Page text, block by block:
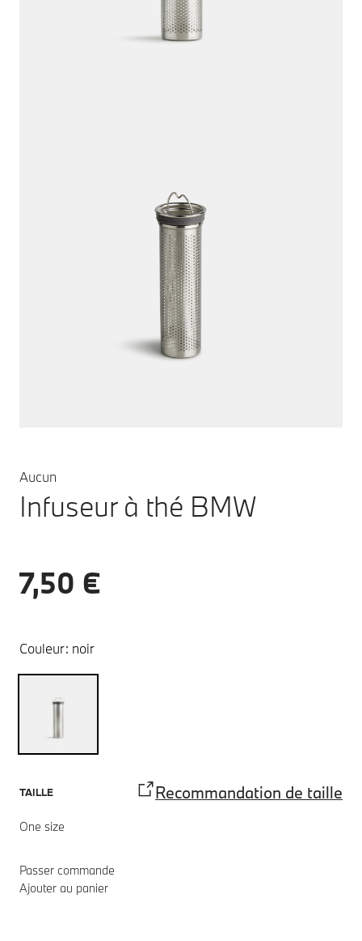
Aucun
Infuseur à thé BMW
7,50 €
Couleur: noir
TAILLE Recommandation de taille
One size
Passer commande
Ajouter au panier